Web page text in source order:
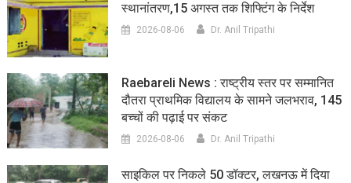
स्थानांतरण,15 अगस्त तक शिफ्टिंग के निर्देश
2026-08-06 Dr. Anil Tripathi
Raebareli News : राष्ट्रीय स्तर पर सम्मानित
दौतरा प्राथमिक विद्यालय के सामने जलभराव, 145
बच्चों की पढ़ाई पर संकट
2026-08-06 Dr. Anil Tripathi
साइकिल पर निकले 50 डॉक्टर, लखनऊ में दिया